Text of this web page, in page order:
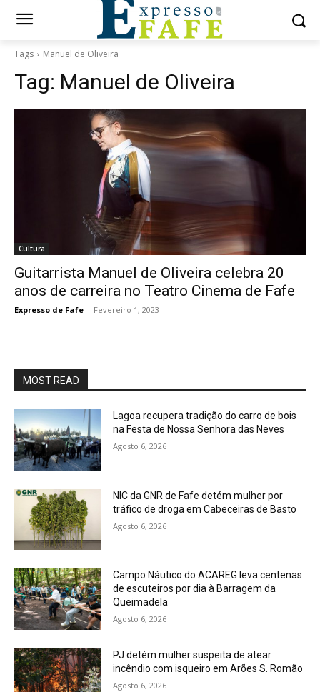
Tags Manuel de Oliveira
Tag: Manuel de Oliveira
Cultura
Guitarrista Manuel de Oliveira celebra 20
anos de carreira no Teatro Cinema de Fafe
Expresso de Fafe - Fevereiro 1, 2023
MOST READ
Lagoa recupera tradição do carro de bois
na Festa de Nossa Senhora das Neves
Agosto 6, 2026
NIC da GNR de Fafe detém mulher por
tráfico de droga em Cabeceiras de Basto
Agosto 6, 2026
Campo Náutico do ACAREG leva centenas
de escuteiros por dia à Barragem da
Queimadela
Agosto 6, 2026
PJ detém mulher suspeita de atear
incêndio com isqueiro em Arões S. Romão
Agosto 6, 2026